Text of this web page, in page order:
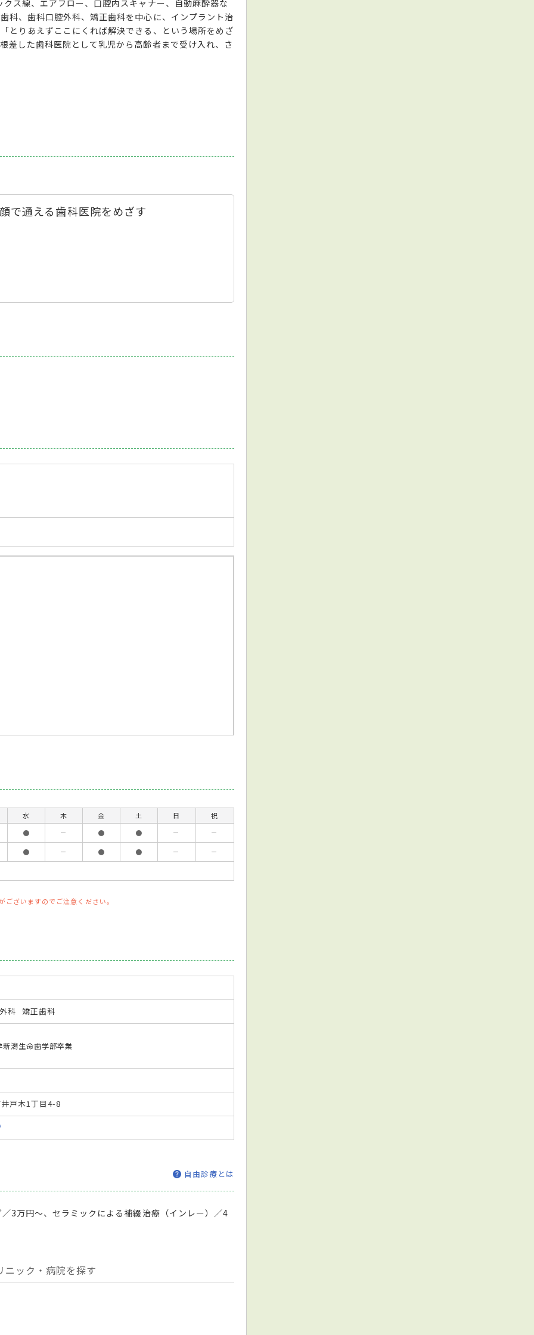
ス線、エアフロー、口腔内スキャナー、自動麻酔器な
科、歯科口腔外科、矯正歯科を中心に、インプラント治
とりあえずここにくれば解決できる、という場所をめざ
差した歯科医院として乳児から高齢者まで受け入れ、さ
で通える歯科医院をめざす
水 木 金 土 日
祝
●
－ ● ● －
－
●
－ ● ● － －
ざいますのでご注意ください。
科 矯正歯科
潟生命歯学部卒業
戸木1丁目4-8
自由診療とは
3万円～、セラミックによる補綴治療（インレー）／4
ック・病院を探す